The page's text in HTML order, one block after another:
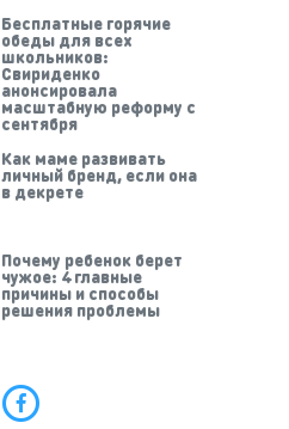
Бесплатные горячие
обеды для всех
школьников:
Свириденко
анонсировала
масштабную реформу с
сентября
Как маме развивать
личный бренд, если она
в декрете
Почему ребенок берет
чужое: 4 главные
причины и способы
решения проблемы